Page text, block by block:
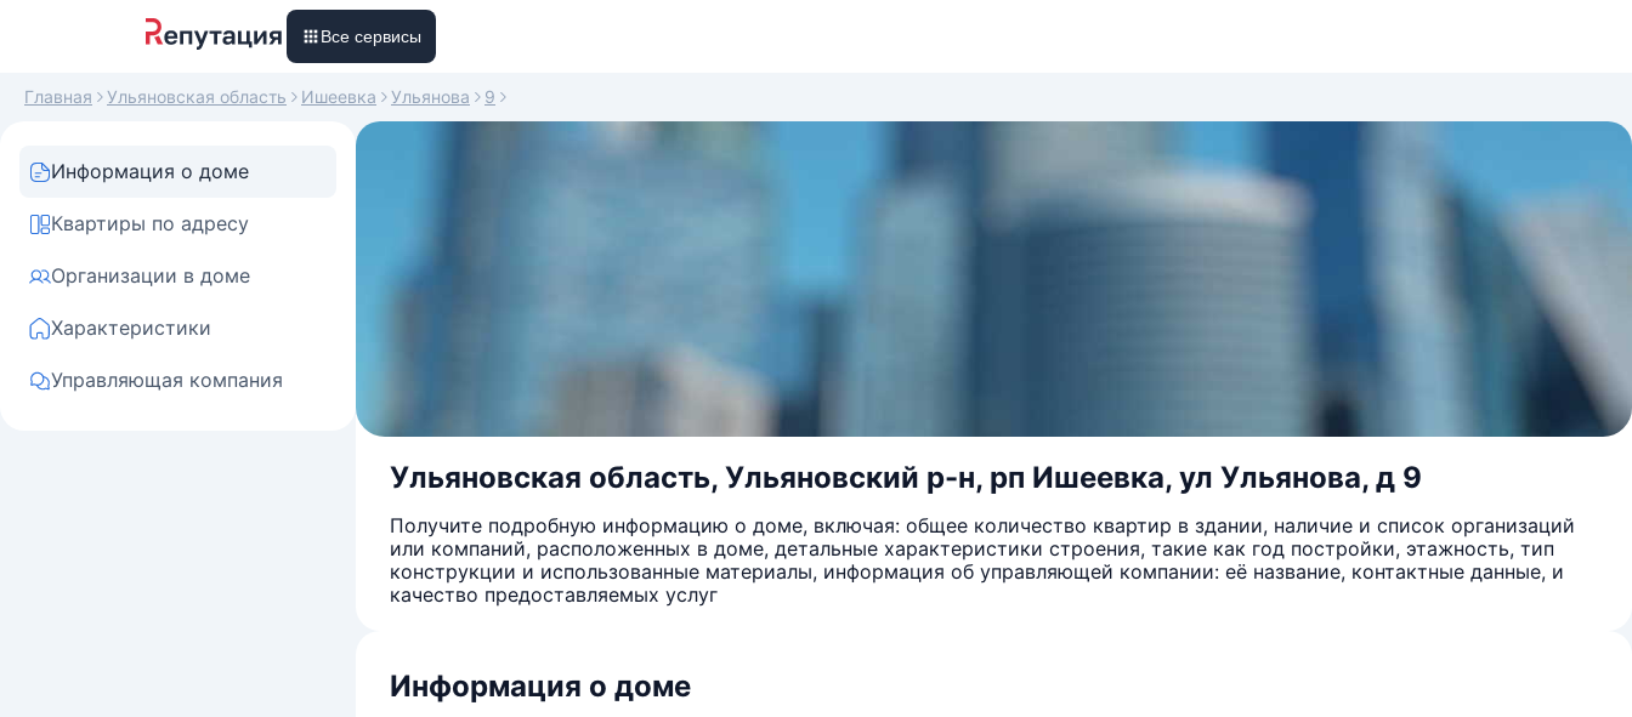
Все сервисы
Главная Ульяновская область Ишеевка Ульянова 9
Информация о доме
Квартиры по адресу
Организации в доме
Характеристики
Управляющая компания
Ульяновская область, Ульяновский р-н, рп Ишеевка, ул Ульянова, д 9
Получите подробную информацию о доме, включая: общее количество квартир в здании, наличие и список организаций
или компаний, расположенных в доме, детальные характеристики строения, такие как год постройки, этажность, тип
конструкции и использованные материалы, информация об управляющей компании: её название, контактные данные, и
качество предоставляемых услуг
Информация о доме